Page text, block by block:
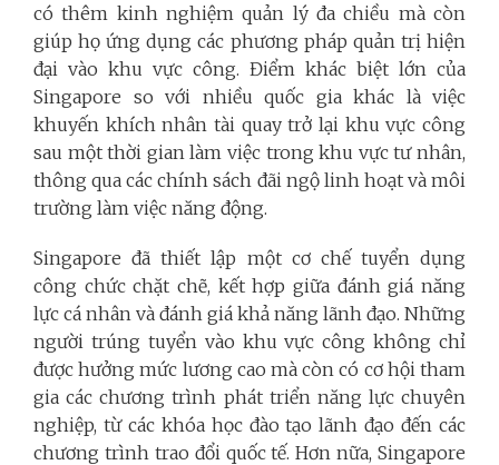
có thêm kinh nghiệm quản lý đa chiều mà còn
giúp họ ứng dụng các phương pháp quản trị hiện
đại vào khu vực công. Điểm khác biệt lớn của
Singapore so với nhiều quốc gia khác là việc
khuyến khích nhân tài quay trở lại khu vực công
sau một thời gian làm việc trong khu vực tư nhân,
thông qua các chính sách đãi ngộ linh hoạt và môi
trường làm việc năng động.
Singapore đã thiết lập một cơ chế tuyển dụng
công chức chặt chẽ, kết hợp giữa đánh giá năng
lực cá nhân và đánh giá khả năng lãnh đạo. Những
người trúng tuyển vào khu vực công không chỉ
được hưởng mức lương cao mà còn có cơ hội tham
gia các chương trình phát triển năng lực chuyên
nghiệp, từ các khóa học đào tạo lãnh đạo đến các
chương trình trao đổi quốc tế. Hơn nữa, Singapore